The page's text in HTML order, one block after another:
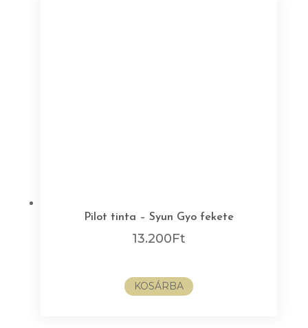
Pilot tinta – Syun Gyo fekete
13.200Ft
KOSÁRBA